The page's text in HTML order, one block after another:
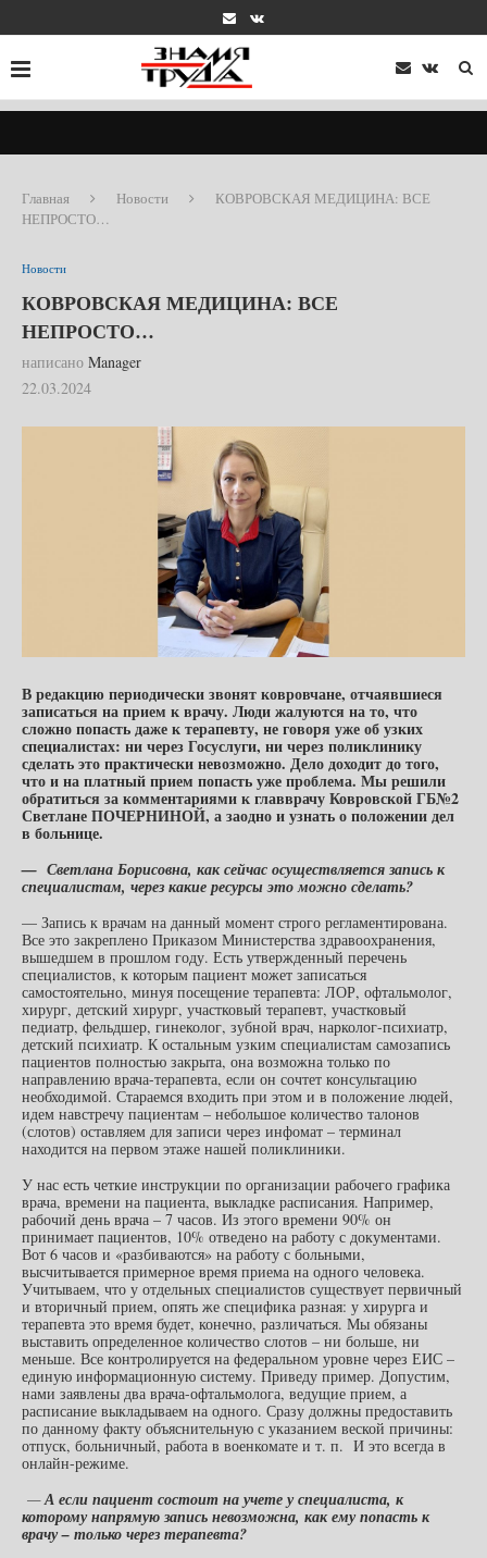
Главная Новости
КОВРОВСКАЯ МЕДИЦИНА: ВСЕ
НЕПРОСТО…
Новости
КОВРОВСКАЯ МЕДИЦИНА: ВСЕ
НЕПРОСТО…
написано Manager
22.03.2024
В редакцию периодически звонят ковровчане, отчаявшиеся
записаться на прием к врачу. Люди жалуются на то, что
сложно попасть даже к терапевту, не говоря уже об узких
специалистах: ни через Госуслуги, ни через поликлинику
сделать это практически невозможно. Дело доходит до того,
что и на платный прием попасть уже проблема. Мы решили
обратиться за комментариями к главврачу Ковровской ГБ№2
Светлане ПОЧЕРНИНОЙ, а заодно и узнать о положении дел
в больнице.
— Светлана Борисовна, как сейчас осуществляется запись к
специалистам, через какие ресурсы это можно сделать?
— Запись к врачам на данный момент строго регламентирована.
Все это закреплено Приказом Министерства здравоохранения,
вышедшем в прошлом году. Есть утвержденный перечень
специалистов, к которым пациент может записаться
самостоятельно, минуя посещение терапевта: ЛОР, офтальмолог,
хирург, детский хирург, участковый терапевт, участковый
педиатр, фельдшер, гинеколог, зубной врач, нарколог-психиатр,
детский психиатр. К остальным узким специалистам самозапись
пациентов полностью закрыта, она возможна только по
направлению врача-терапевта, если он сочтет консультацию
необходимой. Стараемся входить при этом и в положение людей,
идем навстречу пациентам – небольшое количество талонов
(слотов) оставляем для записи через инфомат – терминал
находится на первом этаже нашей поликлиники.
У нас есть четкие инструкции по организации рабочего графика
врача, времени на пациента, выкладке расписания. Например,
рабочий день врача – 7 часов. Из этого времени 90% он
принимает пациентов, 10% отведено на работу с документами.
Вот 6 часов и «разбиваются» на работу с больными,
высчитывается примерное время приема на одного человека.
Учитываем, что у отдельных специалистов существует первичный
и вторичный прием, опять же специфика разная: у хирурга и
терапевта это время будет, конечно, различаться. Мы обязаны
выставить определенное количество слотов – ни больше, ни
меньше. Все контролируется на федеральном уровне через ЕИС –
единую информационную систему. Приведу пример. Допустим,
нами заявлены два врача-офтальмолога, ведущие прием, а
расписание выкладываем на одного. Сразу должны предоставить
по данному факту объяснительную с указанием веской причины:
отпуск, больничный, работа в военкомате и т. п. И это всегда в
онлайн-режиме.
—А если пациент состоит на учете у специалиста, к
которому напрямую запись невозможна, как ему попасть к
врачу – только через терапевта?